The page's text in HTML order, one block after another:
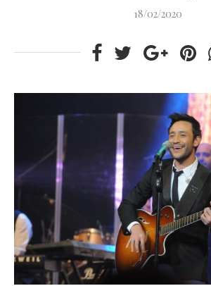
18/02/2020